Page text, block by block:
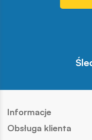
Informacje
Obsługa klienta